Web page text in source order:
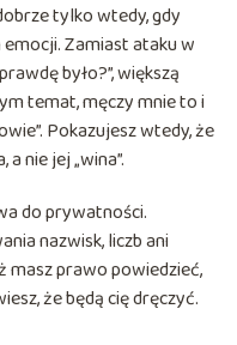
tylko wtedy, gdy
Zamiast ataku w
było?”, większą
temat, męczy mnie to i
Pokazujesz wtedy, że
nie jej „wina”.
do prywatności.
nazwisk, liczb ani
masz prawo powiedzieć,
że będą cię dręczyć.